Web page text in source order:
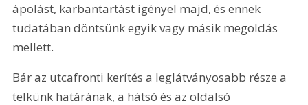
ápolást, karbantartást igényel majd, és ennek
tudatában döntsünk egyik vagy másik megoldás
mellett.
Bár az utcafronti kerítés a leglátványosabb része a
telkünk határának, a hátsó és az oldalsó